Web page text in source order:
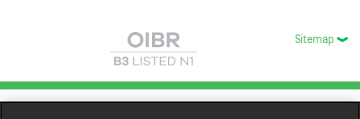
Sitemap